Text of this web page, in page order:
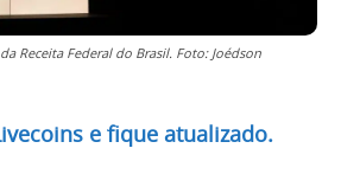
Receita Federal do Brasil. Foto: Joédson
e fique atualizado.